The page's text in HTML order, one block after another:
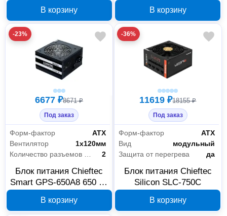
В корзину В корзину
-23%
6677 ₽8671 ₽
Под заказ
Форм-фактор
АТХ
Вентилятор
1х120мм
2
Блок питания Chieftec
Smart GPS-650A8 650 Вт
В корзину
-36%
11619 ₽18155 ₽
Под заказ
Форм-фактор
АТХ
Вид
модульный
Защита от перегрева
да
Блок питания Chieftec
Silicon SLC-750C
В корзину